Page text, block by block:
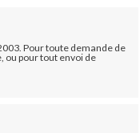
Pour toute demande de
ou pour tout envoi de